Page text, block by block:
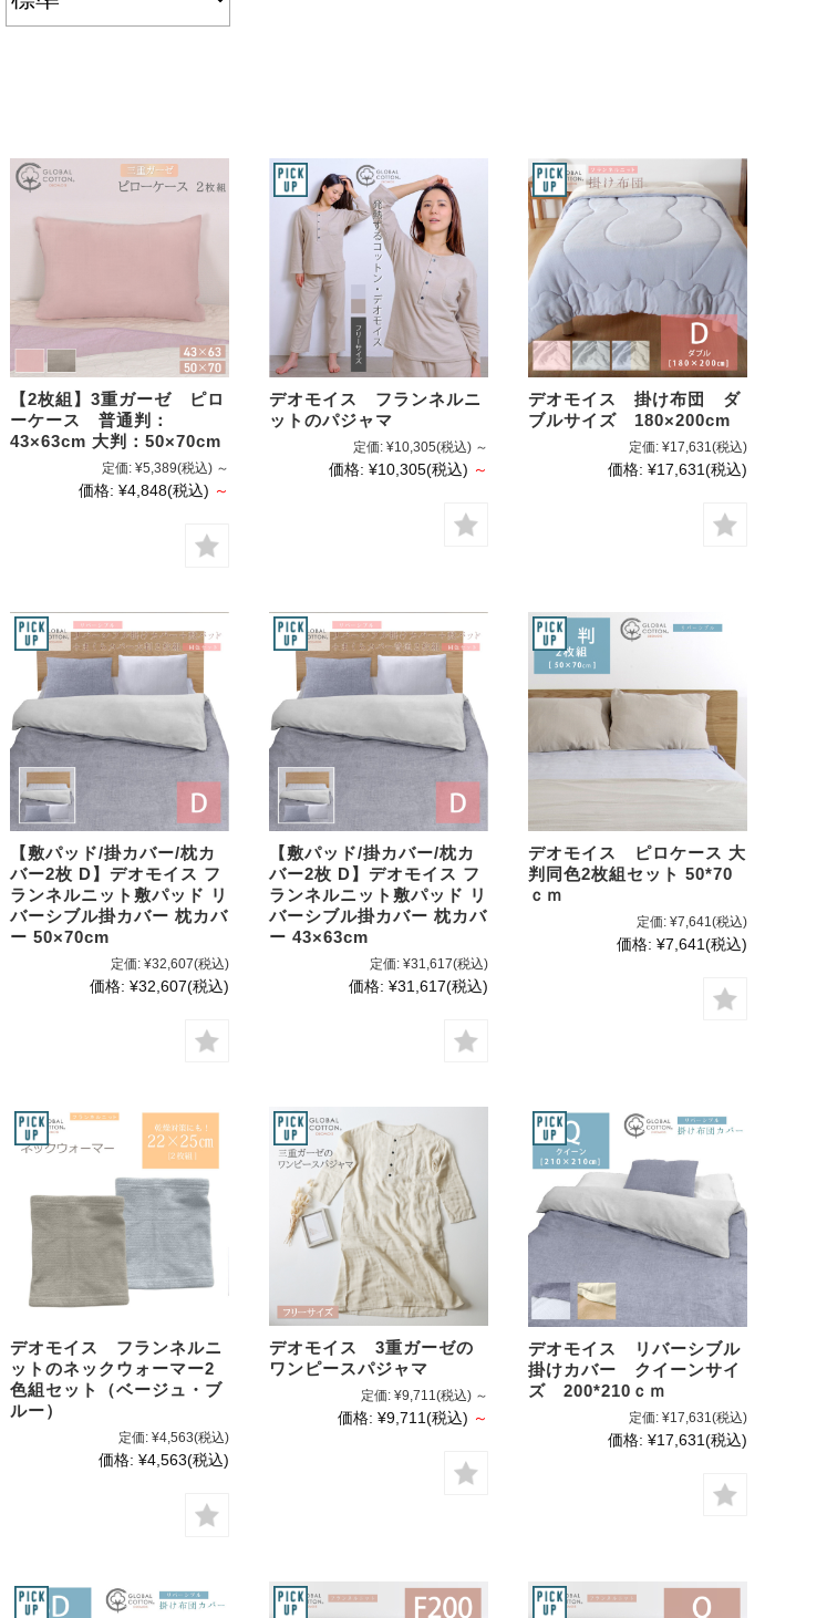
【2枚組】3重ガーゼ ピロ
ーケース 普通判：
43×63cm 大判：50×70cm
定価: ¥5,389(税込) ～
価格: ¥4,848(税込) ～
デオモイス フランネルニ
ットのパジャマ
定価: ¥10,305(税込) ～
価格: ¥10,305(税込) ～
デオモイス 掛け布団 ダ
ブルサイズ 180×200cm
定価: ¥17,631(税込)
価格: ¥17,631(税込)
【敷パッド/掛カバー/枕カ
バー2枚 D】デオモイス フ
ランネルニット敷パッド リ
バーシブル掛カバー 枕カバ
ー 50×70cm
定価: ¥32,607(税込)
価格: ¥32,607(税込)
【敷パッド/掛カバー/枕カ
バー2枚 D】デオモイス フ
ランネルニット敷パッド リ
バーシブル掛カバー 枕カバ
ー 43×63cm
定価: ¥31,617(税込)
価格: ¥31,617(税込)
デオモイス ピロケース 大
判同色2枚組セット 50*70
ｃｍ
定価: ¥7,641 (税込)
価格: ¥7,641(税込)
デオモイス フランネルニ
ットのネックウォーマー2
色組セット（ベージュ・ブ
ルー）
定価: ¥4,563(税込)
価格: ¥4,563(税込)
デオモイス 3重ガーゼの
ワンピースパジャマ
定価: ¥9,711(税込) ～
価格: ¥9,711(税込) ～
デオモイス リバーシブル
掛けカバー クイーンサイ
ズ 200*210ｃｍ
定価: ¥17,631 (税込)
価格: ¥17,631(税込)